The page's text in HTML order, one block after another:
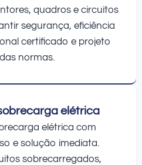
quadros e circuitos
segurança, eficiência
certificado e projeto
normas.
elétrica
elétrica com
e solução imediata.
sobrecarregados,